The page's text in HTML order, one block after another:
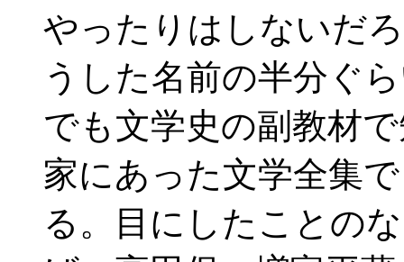
やったりはしないだ
うした名前の半分ぐ
でも文学史の副教材
家にあった文学全集
る。目にしたことの